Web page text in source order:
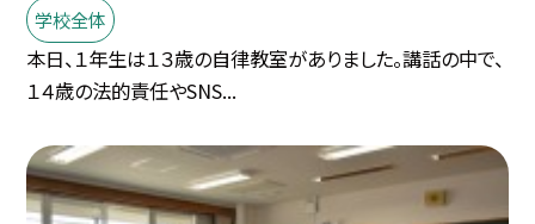
学校全体
本日、１年生は１３歳の自律教室がありました。講話の中で、
１４歳の法的責任やSNS...